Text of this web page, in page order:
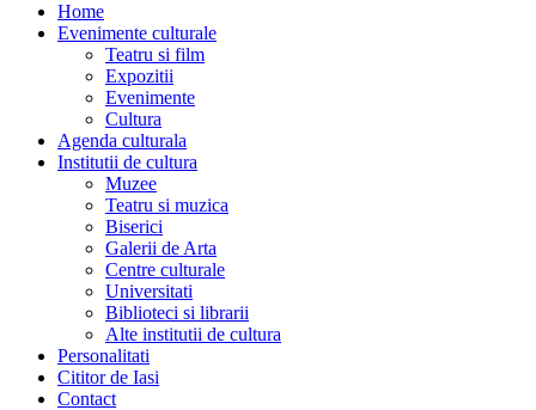
Home
Evenimente culturale
Teatru si film
Expozitii
Evenimente
Cultura
Agenda culturala
Institutii de cultura
Muzee
Teatru si muzica
Biserici
Galerii de Arta
Centre culturale
Universitati
Biblioteci si librarii
Alte institutii de cultura
Personalitati
Cititor de Iasi
Contact